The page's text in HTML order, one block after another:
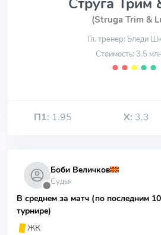
(Struga Trim &
Гл. тренер: Бледи
Стоимость: 3.5
⬤ ⬤ ⬤ ⬤ ⬤
П1: 1.95 Х: 3.3
⬤
Боби Величков
Судья
В среднем за матч (по последним
турнире)
ЖК